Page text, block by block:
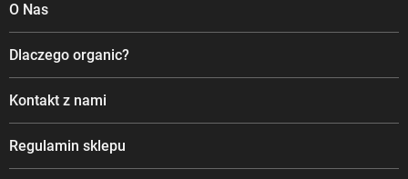
O Nas
Dlaczego organic?
Kontakt z nami
Regulamin sklepu